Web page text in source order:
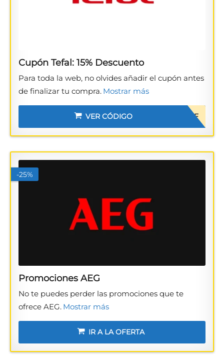
Cupón Tefal: 15% Descuento
Para toda la web, no olvides añadir el cupón antes
de finalizar tu compra. Mostrar más
15OFF
VER CÓDIGO
-25%
Promociones AEG
No te puedes perder las promociones que te
ofrece AEG. Mostrar más
IR A LA OFERTA